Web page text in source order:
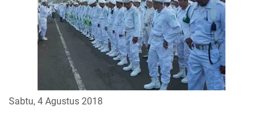
Sabtu, 4 Agustus 2018